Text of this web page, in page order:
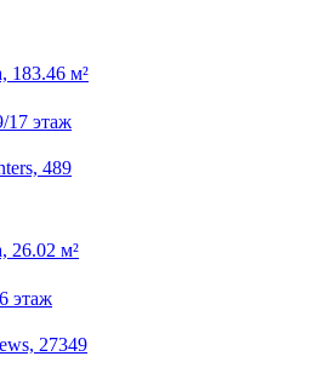
183.46 м²
17 этаж
489
26.02 м²
этаж
27349